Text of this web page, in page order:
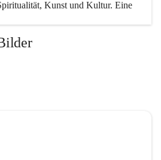
Kunst und Kultur. Eine
Lob Gottes.
Festival Cellensis wird seit dem